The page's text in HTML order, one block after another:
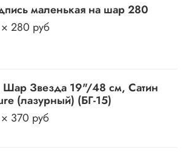
маленькая на шар 280
280 руб
Звезда 19"/48 см, Сатин
(лазурный) (БГ-15)
370 руб